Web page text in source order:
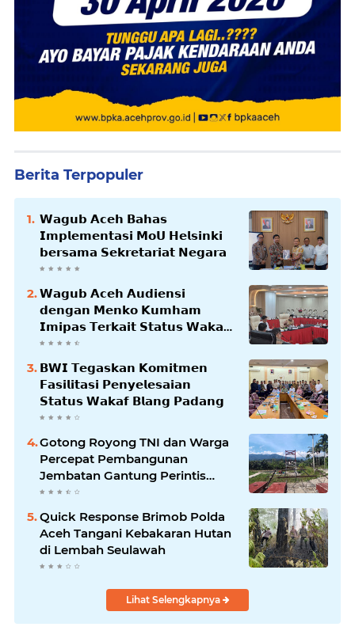
Berita Terpopuler
𝗪𝗮𝗴𝘂𝗯 𝗔𝗰𝗲𝗵 𝗕𝗮𝗵𝗮𝘀
𝗜𝗺𝗽𝗹𝗲𝗺𝗲𝗻𝘁𝗮𝘀𝗶 𝗠𝗼𝗨 𝗛𝗲𝗹𝘀𝗶𝗻𝗸𝗶
𝗯𝗲𝗿𝘀𝗮𝗺𝗮 𝗦𝗲𝗸𝗿𝗲𝘁𝗮𝗿𝗶𝗮𝘁 𝗡𝗲𝗴𝗮𝗿𝗮
𝗪𝗮𝗴𝘂𝗯 𝗔𝗰𝗲𝗵 𝗔𝘂𝗱𝗶𝗲𝗻𝘀𝗶
𝗱𝗲𝗻𝗴𝗮𝗻 𝗠𝗲𝗻𝗸𝗼 𝗞𝘂𝗺𝗵𝗮𝗺
𝗜𝗺𝗶𝗽𝗮𝘀 𝗧𝗲𝗿𝗸𝗮𝗶𝘁 𝗦𝘁𝗮𝘁𝘂𝘀 𝗪𝗮𝗸𝗮𝗳
𝗕𝗹𝗮𝗻𝗴𝗽𝗮𝗱𝗮𝗻𝗴
𝗕𝗪𝗜 𝗧𝗲𝗴𝗮𝘀𝗸𝗮𝗻 𝗞𝗼𝗺𝗶𝘁𝗺𝗲𝗻
𝗙𝗮𝘀𝗶𝗹𝗶𝘁𝗮𝘀𝗶 𝗣𝗲𝗻𝘆𝗲𝗹𝗲𝘀𝗮𝗶𝗮𝗻
𝗦𝘁𝗮𝘁𝘂𝘀 𝗪𝗮𝗸𝗮𝗳 𝗕𝗹𝗮𝗻𝗴 𝗣𝗮𝗱𝗮𝗻𝗴
Gotong Royong TNI dan Warga
Percepat Pembangunan
Jembatan Gantung Perintis
Kuta Ujung Aceh Tenggara
Quick Response Brimob Polda
Aceh Tangani Kebakaran Hutan
di Lembah Seulawah
Lihat Selengkapnya